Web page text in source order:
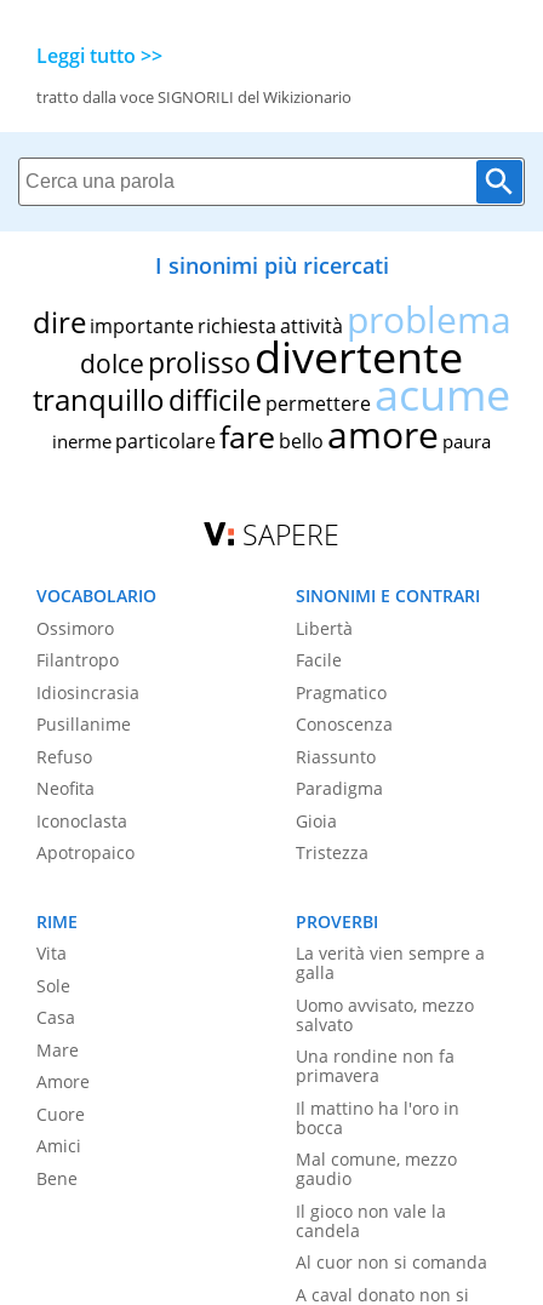
Leggi tutto >>
tratto dalla voce SIGNORILI del Wikizionario
I sinonimi più ricercati
dire importante richiestaattività problema
dolce prolissodivertente
tranquillodifficile permettereacume
inerme particolarefare bello amore paura
SAPERE
VOCABOLARIO
Ossimoro
Filantropo
Idiosincrasia
Pusillanime
Refuso
Neofita
Iconoclasta
Apotropaico
SINONIMI E CONTRARI
Libertà
Facile
Pragmatico
Conoscenza
Riassunto
Paradigma
Gioia
Tristezza
RIME
Vita
Sole
Casa
Mare
Amore
Cuore
Amici
Bene
PROVERBI
La verità vien sempre a
galla
Uomo avvisato, mezzo
salvato
Una rondine non fa
primavera
Il mattino ha l'oro in
bocca
Mal comune, mezzo
gaudio
Il gioco non vale la
candela
Al cuor non si comanda
A caval donato non si